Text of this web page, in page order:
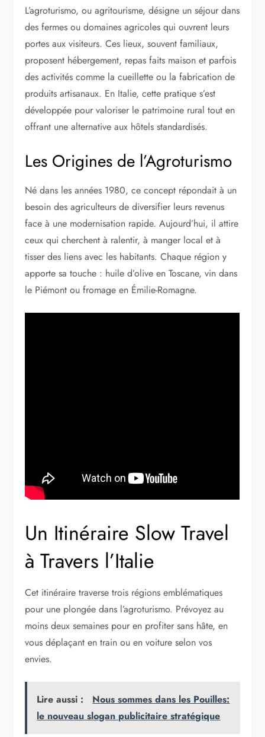
L’agroturismo, ou agritourisme, désigne un séjour dans
des fermes ou domaines agricoles qui ouvrent leurs
portes aux visiteurs. Ces lieux, souvent familiaux,
proposent hébergement, repas faits maison et parfois
des activités comme la cueillette ou la fabrication de
produits artisanaux. En Italie, cette pratique s’est
développée pour valoriser le patrimoine rural tout en
offrant une alternative aux hôtels standardisés.
Les Origines de l’Agroturismo
Né dans les années 1980, ce concept répondait à un
besoin des agriculteurs de diversifier leurs revenus
face à une modernisation rapide. Aujourd’hui, il attire
ceux qui cherchent à ralentir, à manger local et à
tisser des liens avec les habitants. Chaque région y
apporte sa touche : huile d’olive en Toscane, vin dans
le Piémont ou fromage en Émilie-Romagne.
Un Itinéraire Slow Travel
à Travers l’Italie
Cet itinéraire traverse trois régions emblématiques
pour une plongée dans l’agroturismo. Prévoyez au
moins deux semaines pour en profiter sans hâte, en
vous déplaçant en train ou en voiture selon vos
envies.
Lire aussi :
Nous sommes dans les Pouilles:
le nouveau slogan publicitaire stratégique